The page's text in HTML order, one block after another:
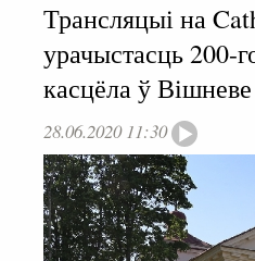
Трансляцыі на
урачыстасць 200-
касцёла ў Вішневе
28.06.2020 11:30